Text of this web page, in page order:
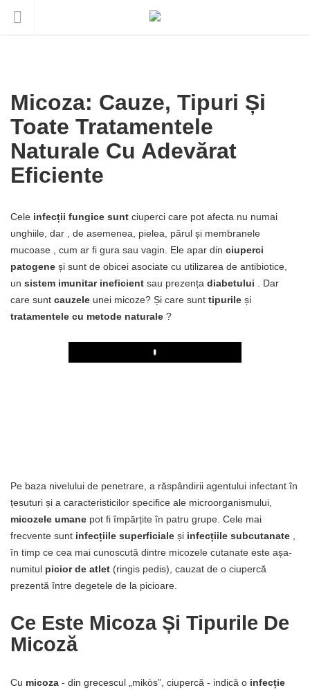
Micoza: Cauze, Tipuri Și
Toate Tratamentele
Naturale Cu Adevărat
Eficiente
Cele infecții fungice sunt ciuperci care pot afecta nu numai
unghiile, dar , de asemenea, pielea, părul și membranele
mucoase , cum ar fi gura sau vagin. Ele apar din ciuperci
patogene și sunt de obicei asociate cu utilizarea de antibiotice,
un sistem imunitar ineficient sau prezența diabetului . Dar
care sunt cauzele unei micoze? Și care sunt tipurile și
tratamentele cu metode naturale ?
Play
Pe baza nivelului de penetrare, a răspândirii agentului infectant în
țesuturi și a caracteristicilor specifice ale microorganismului,
micozele umane pot fi împărțite în patru grupe. Cele mai
frecvente sunt infecțiile superficiale și infecțiile subcutanate
în timp ce cea mai cunoscută dintre micozele cutanate este așa-
numitul picior de atlet (ringis pedis), cauzat de o ciupercă
prezentă între degetele de la picioare.
Ce Este Micoza Și Tipurile De
Micoză
Cu micoza - din grecescul „mikòs”, ciupercă - indică o infecție